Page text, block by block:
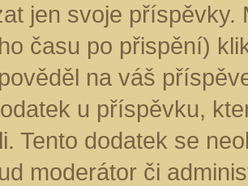
jen svoje
času po přispění)
na váš
u příspěvku,
Tento dodatek se
moderátor či